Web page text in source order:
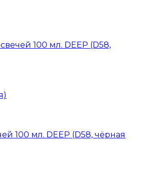
100 мл. DEEP (D58, чёрная